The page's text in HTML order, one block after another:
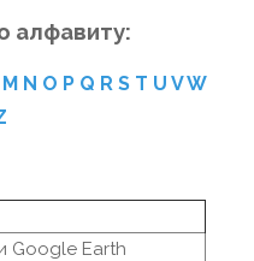
алфавиту:
M N O P Q R S T U VW
Google Earth